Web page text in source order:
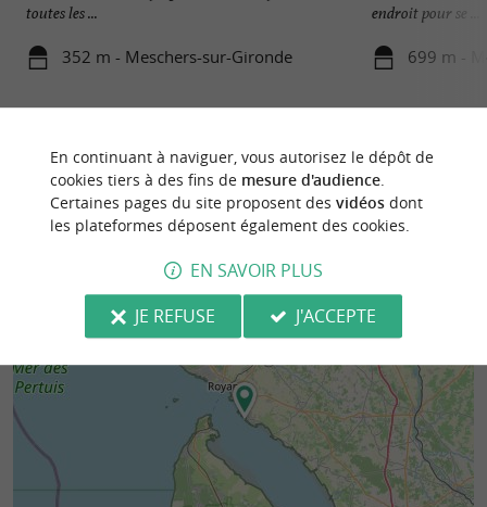
toutes les ...
352 m - Meschers-sur-Gironde
endroit pour se ...
699 m -
En continuant à naviguer, vous autorisez le dépôt de
cookies tiers à des fins de mesure d'audience.
Certaines pages du site proposent des vidéosdont
les plateformes déposent également des cookies.
EN SAVOIR PLUS
JE REFUSE
J'ACCEPTE